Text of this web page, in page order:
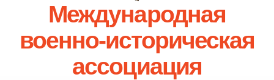
Международная
военно-историческая
ассоциация